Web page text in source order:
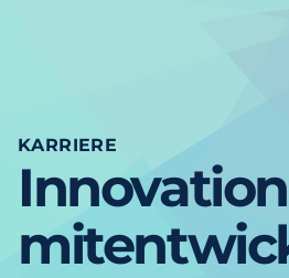
KARRIERE
Innovation